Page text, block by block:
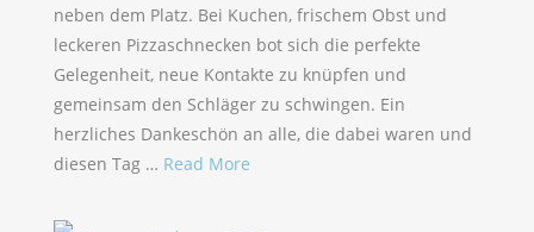
neben dem Platz. Bei Kuchen, frischem Obst und
leckeren Pizzaschnecken bot sich die perfekte
Gelegenheit, neue Kontakte zu knüpfen und
gemeinsam den Schläger zu schwingen. Ein
herzliches Dankeschön an alle, die dabei waren und
diesen Tag … Read More